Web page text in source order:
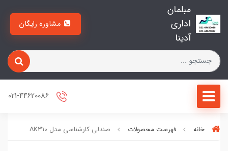
مبلمان
اداری
آدینا
خانه فهرست محصولات صندلی کارشناسی مدل AK310